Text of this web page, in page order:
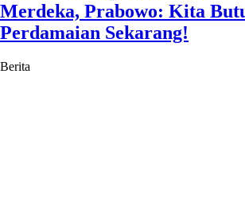
Merdeka, Prabowo: Kita
Perdamaian Sekarang!
Berita